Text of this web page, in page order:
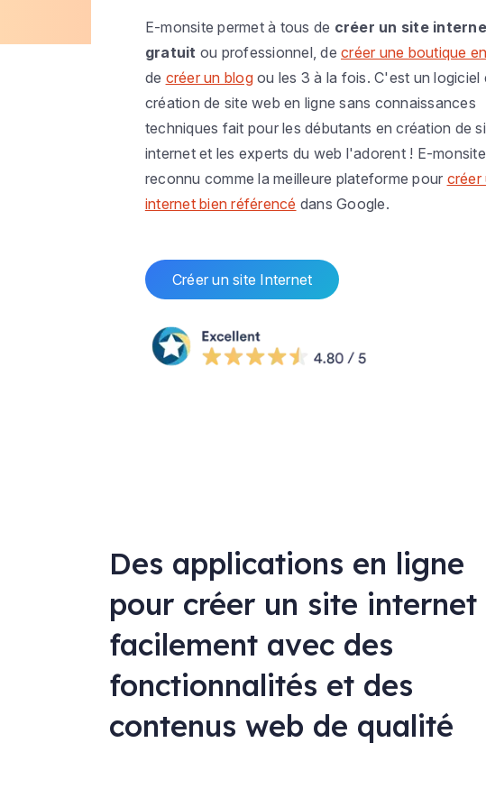
E-monsite permet à tous de créer un site
gratuit ou professionnel, decréer une boutique
de créer un blogou les 3 à la fois. C'est un logiciel
création de site web en ligne sans connaissances
techniques fait pour les débutants en création de
internet et les experts du web l'adorent ! E-
reconnu comme la meilleure plateforme pour créer
internet bien référencé dans Google.
Créer un site Internet
Des applications en ligne
pour créer un site internet
facilement avec des
fonctionnalités et des
contenus web de qualité